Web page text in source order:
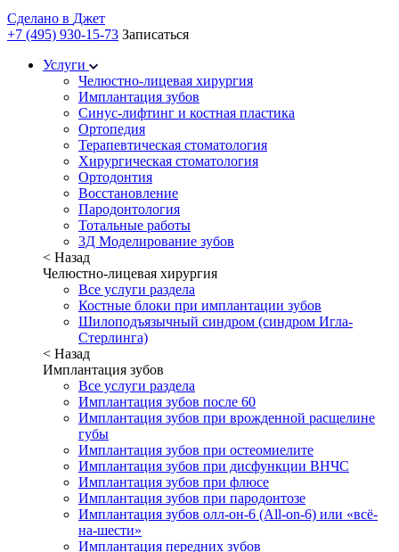
Сделано в Джет
+7 (495) 930-15-73 Записаться
Услуги
Челюстно-лицевая хирургия
Имплантация зубов
Синус-лифтинг и костная пластика
Ортопедия
Терапевтическая стоматология
Хирургическая стоматология
Ортодонтия
Восстановление
Пародонтология
Тотальные работы
3Д Моделирование зубов
< Назад
Челюстно-лицевая хирургия
Все услуги раздела
Костные блоки при имплантации зубов
Шилоподъязычный синдром (синдром Игла-
Стерлинга)
< Назад
Имплантация зубов
Все услуги раздела
Имплантация зубов после 60
Имплантация зубов при врожденной расщелине
губы
Имплантация зубов при остеомиелите
Имплантация зубов при дисфункции ВНЧС
Имплантация зубов при флюсе
Имплантация зубов при пародонтозе
Имплантация зубов олл-он-6 (All-on-6) или «всё-
на-шести»
Имплантация передних зубов